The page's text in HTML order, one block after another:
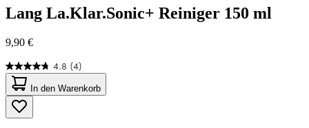
Lang La.Klar.Sonic+ Reiniger 150 ml
9,90 €
4.8 (4)
4.8
von
5
Sternen.
4
In den Warenkorb